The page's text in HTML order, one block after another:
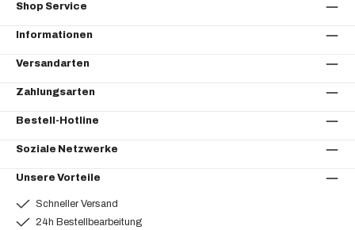
Shop Service
Informationen
Versandarten
Zahlungsarten
Bestell-Hotline
Soziale Netzwerke
Unsere Vorteile
Schneller Versand
24h Bestellbearbeitung